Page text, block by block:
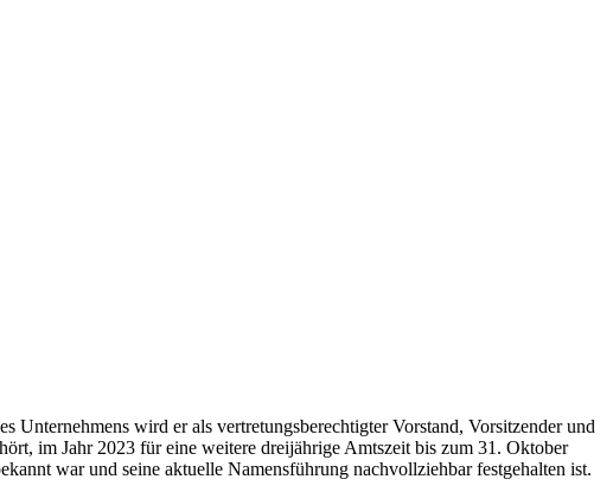
wird er als vertretungsberechtigter Vorstand, Vorsitzender und
im Jahr 2023 für eine weitere dreijährige Amtszeit bis zum 31. Oktober
war und seine aktuelle Namensführung nachvollziehbar festgehalten ist.